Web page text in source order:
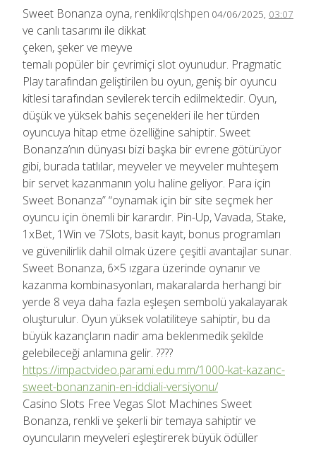
krqlshpen 04/06/2025, 03:07
Sweet Bonanza oyna, renkli
ve canlı tasarımı ile dikkat
çeken, şeker ve meyve
temalı popüler bir çevrimiçi slot oyunudur. Pragmatic
Play tarafından geliştirilen bu oyun, geniş bir oyuncu
kitlesi tarafından sevilerek tercih edilmektedir. Oyun,
düşük ve yüksek bahis seçenekleri ile her türden
oyuncuya hitap etme özelliğine sahiptir. Sweet
Bonanza’nın dünyası bizi başka bir evrene götürüyor
gibi, burada tatlılar, meyveler ve meyveler muhteşem
bir servet kazanmanın yolu haline geliyor. Para için
Sweet Bonanza” “oynamak için bir site seçmek her
oyuncu için önemli bir karardır. Pin-Up, Vavada, Stake,
1xBet, 1Win ve 7Slots, basit kayıt, bonus programları
ve güvenilirlik dahil olmak üzere çeşitli avantajlar sunar.
Sweet Bonanza, 6×5 ızgara üzerinde oynanır ve
kazanma kombinasyonları, makaralarda herhangi bir
yerde 8 veya daha fazla eşleşen sembolü yakalayarak
oluşturulur. Oyun yüksek volatiliteye sahiptir, bu da
büyük kazançların nadir ama beklenmedik şekilde
gelebileceği anlamına gelir. ????
https://impactvideo.parami.edu.mm/1000-kat-kazanc-
sweet-bonanzanin-en-iddiali-versiyonu/
Casino Slots Free Vegas Slot Machines Sweet
Bonanza, renkli ve şekerli bir temaya sahiptir ve
oyuncuların meyveleri eşleştirerek büyük ödüller